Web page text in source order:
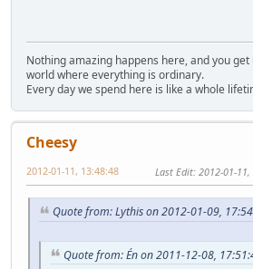
Nothing amazing happens here, and you
world where everything is ordinary.
Every day we spend here is like a whole
Cheesy
2012-01-11, 13:48:48 Last Edit: 2012-01-11,
Quote from: Lythis on 2012-01-09,
Quote from: Én on 2011-12-08,